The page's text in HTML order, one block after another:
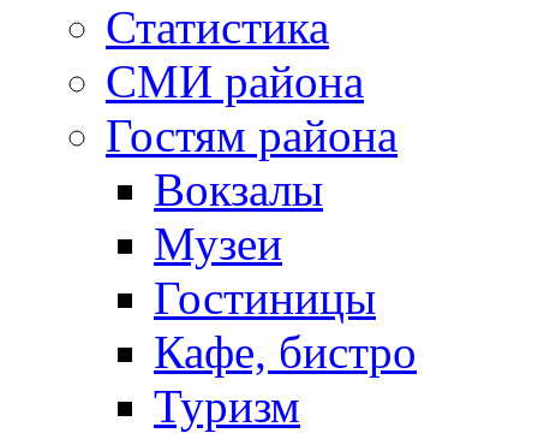
Статистика
СМИ района
Гостям района
Вокзалы
Музеи
Гостиницы
Кафе, бистро
Туризм